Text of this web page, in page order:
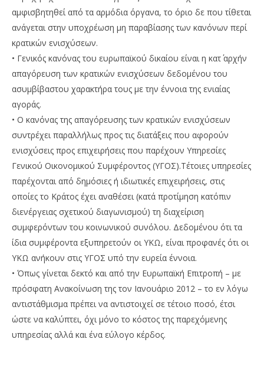
αμφισβητηθεί από τα αρμόδια όργανα, το όριο δε που τίθεται
ανάγεται στην υποχρέωση μη παραβίασης των κανόνων περί
κρατικών ενισχύσεων.
• Γενικός κανόνας του ευρωπαϊκού δικαίου είναι η κατ΄ αρχήν
απαγόρευση των κρατικών ενισχύσεων δεδομένου του
ασυμβίβαστου χαρακτήρα τους με την έννοια της ενιαίας
αγοράς.
• Ο κανόνας της απαγόρευσης των κρατικών ενισχύσεων
συντρέχει παραλλήλως προς τις διατάξεις που αφορούν
ενισχύσεις προς επιχειρήσεις που παρέχουν Υπηρεσίες
Γενικού Οικονομικού Συμφέροντος (ΥΓΟΣ).Τέτοιες υπηρεσίες
παρέχονται από δημόσιες ή ιδιωτικές επιχειρήσεις, στις
οποίες το Κράτος έχει αναθέσει (κατά προτίμηση κατόπιν
διενέργειας σχετικού διαγωνισμού) τη διαχείριση
συμφερόντων του κοινωνικού συνόλου. Δεδομένου ότι τα
ίδια συμφέροντα εξυπηρετούν οι ΥΚΩ, είναι προφανές ότι οι
ΥΚΩ ανήκουν στις ΥΓΟΣ υπό την ευρεία έννοια.
• Όπως γίνεται δεκτό και από την Ευρωπαϊκή Επιτροπή – με
πρόσφατη Ανακοίνωση της τον Ιανουάριο 2012 – το εν λόγω
αντιστάθμισμα πρέπει να αντιστοιχεί σε τέτοιο ποσό, έτσι
ώστε να καλύπτει, όχι μόνο το κόστος της παρεχόμενης
υπηρεσίας αλλά και ένα εύλογο κέρδος.